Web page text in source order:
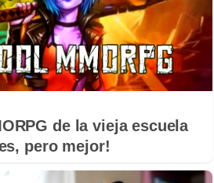
de la vieja escuela
pero mejor!